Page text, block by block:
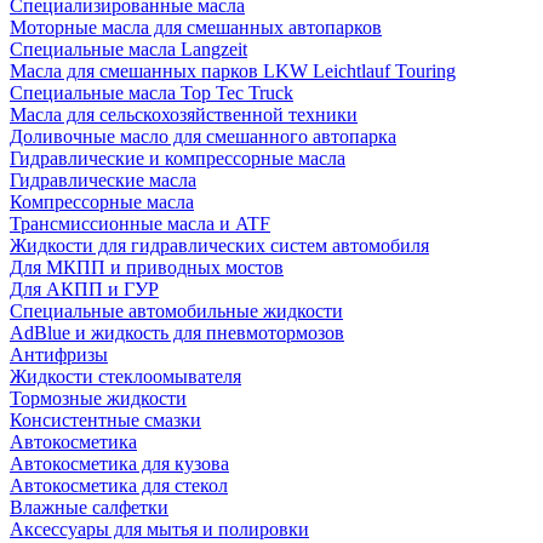
Специализированные масла
Моторные масла для смешанных автопарков
Специальные масла Langzeit
Масла для смешанных парков LKW Leichtlauf Touring
Специальные масла Top Tec Truck
Масла для сельскохозяйственной техники
Доливочные масло для смешанного автопарка
Гидравлические и компрессорные масла
Гидравлические масла
Компрессорные масла
Трансмиссионные масла и ATF
Жидкости для гидравлических систем автомобиля
Для МКПП и приводных мостов
Для АКПП и ГУР
Специальные автомобильные жидкости
AdBlue и жидкость для пневмотормозов
Антифризы
Жидкости стеклоомывателя
Тормозные жидкости
Консистентные смазки
Автокосметика
Автокосметика для кузова
Автокосметика для стекол
Влажные салфетки
Аксессуары для мытья и полировки